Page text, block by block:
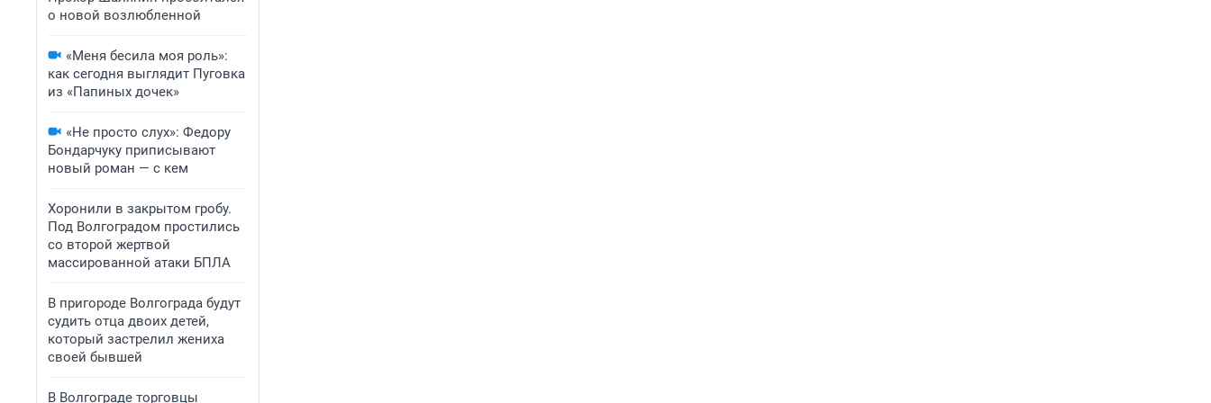
о новой возлюбленной
«Меня бесила моя роль»:
как сегодня выглядит Пуговка
из «Папиных дочек»
«Не просто слух»: Федору
Бондарчуку приписывают
новый роман — с кем
Хоронили в закрытом гробу.
Под Волгоградом простились
со второй жертвой
массированной атаки БПЛА
В пригороде Волгограда будут
судить отца двоих детей,
который застрелил жениха
своей бывшей
В Волгограде торговцы